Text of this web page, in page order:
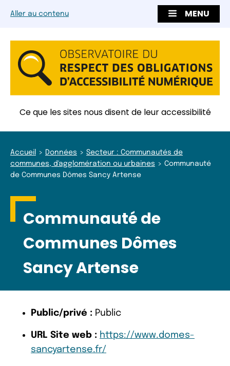
Aller au contenu MENU
Ce que les sites nous disent de leur accessibilité
Accueil Données
Secteur : Communautés de
communes, d'agglomération ou urbaines
Communauté
de Communes Dômes Sancy Artense
Communauté de
Communes Dômes
Sancy Artense
Public/privé : Public
URL Site web : https://www.domes-
sancyartense.fr/